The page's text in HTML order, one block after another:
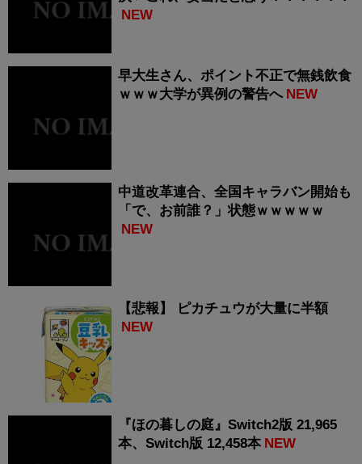
NEW
早大生さん、ポイント不正で無銭飲食
ｗｗｗ大学が異例の警告へ NEW
中道改革連合、全国キャラバン開始も
「で、お前誰？」状態ｗｗｗｗｗ
NEW
【悲報】 ピカチュウが大量に半額
NEW
『ほの暮しの庭』Switch2版 21,965
本、Switch版 12,458本 NEW